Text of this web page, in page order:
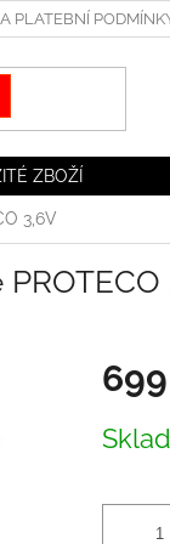
PLATEBNÍ
ZBOŽÍ
3,6V
cena: